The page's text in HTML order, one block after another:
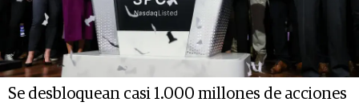
Se desbloquean casi 1.000 millones de acciones